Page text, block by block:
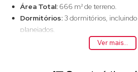
Área Total: 666 m² de terreno.
Dormitórios:3 dormitórios,
planejados.
Cozinha moderna com
com Cooktop e Forno Elétrico.
Ver mais...